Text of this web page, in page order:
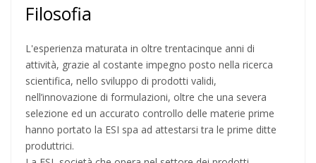
Filosofia
L'esperienza maturata in oltre trentacinque anni di
attività, grazie al costante impegno posto nella ricerca
scientifica, nello sviluppo di prodotti validi,
nell’innovazione di formulazioni, oltre che una severa
selezione ed un accurato controllo delle materie prime
hanno portato la ESI spa ad attestarsi tra le prime ditte
produttrici.